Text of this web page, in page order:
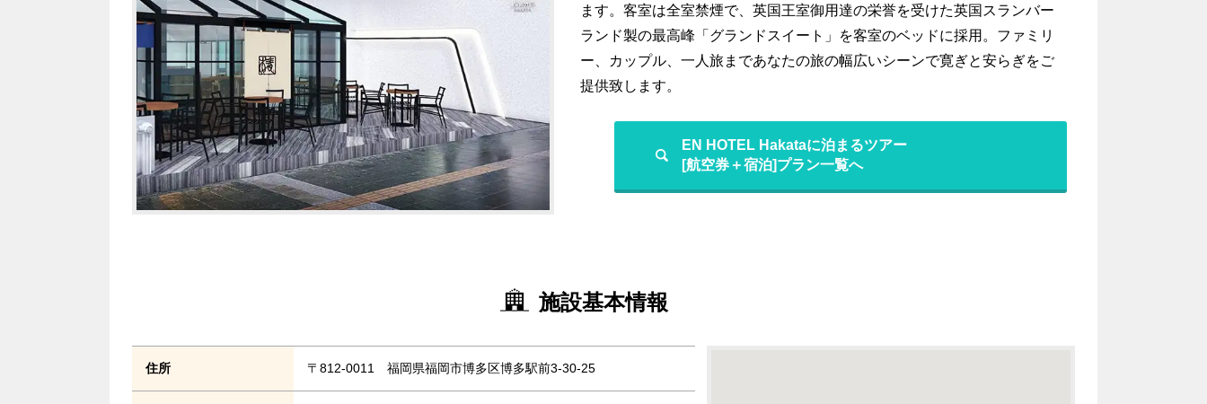
ます。客室は全室禁煙で、英国王室御用達の栄誉を受けた英国スランバー
ランド製の最高峰「グランドスイート」を客室のベッドに採用。ファミリ
ー、カップル、一人旅まであなたの旅の幅広いシーンで寛ぎと安らぎをご
提供致します。
EN HOTEL Hakataに泊まるツアー
[航空券＋宿泊]プラン一覧へ
施設基本情報
住所 〒812-0011 福岡県福岡市博多区博多駅前3-30-25